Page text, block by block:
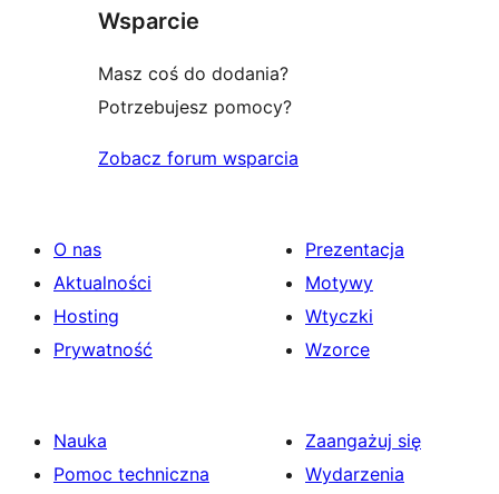
Wsparcie
Masz coś do dodania?
Potrzebujesz pomocy?
Zobacz forum wsparcia
O nas
Aktualności
Hosting
Prywatność
Prezentacja
Motywy
Wtyczki
Wzorce
Nauka
Pomoc techniczna
Zaangażuj się
Wydarzenia